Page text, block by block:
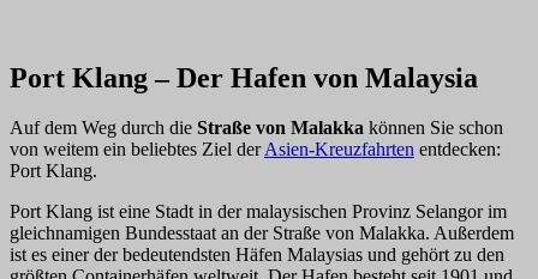
Port Klang – Der Hafen von Malaysia
Auf dem Weg durch die Straße von Malakka können Sie schon
von weitem ein beliebtes Ziel derAsien-Kreuzfahrten entdecken:
Port Klang.
Port Klang ist eine Stadt in der malaysischen Provinz Selangor im
gleichnamigen Bundesstaat an der Straße von Malakka. Außerdem
ist es einer der bedeutendsten Häfen Malaysias und gehört zu den